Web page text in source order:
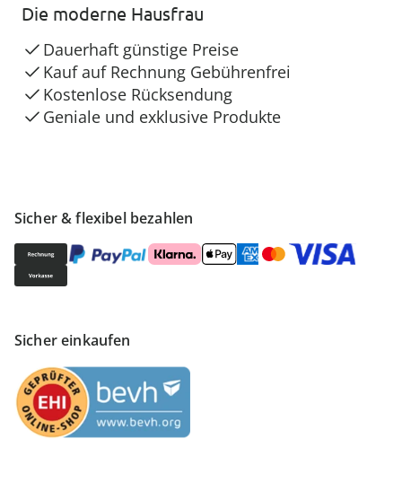
Sicher & flexibel bezahlen
Sicher einkaufen
Die moderne Hausfrau
Dauerhaft günstige Preise
Kauf auf Rechnung Gebührenfrei
Kostenlose Rücksendung
Geniale und exklusive Produkte